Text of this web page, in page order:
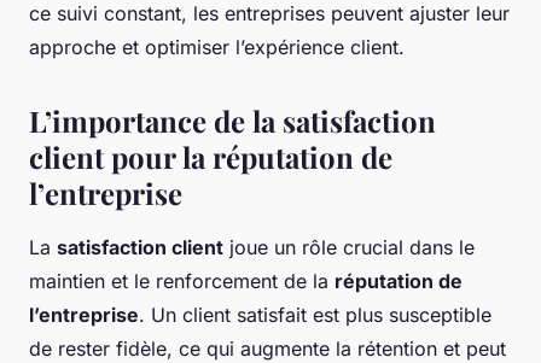
ce suivi constant, les entreprises peuvent ajuster leur
approche et optimiser l’expérience client.
L’importance de la satisfaction
client pour la réputation de
l’entreprise
La satisfaction client joue un rôle crucial dans le
maintien et le renforcement de la réputation de
l’entreprise. Un client satisfait est plus susceptible
de rester fidèle, ce qui augmente la rétention et peut